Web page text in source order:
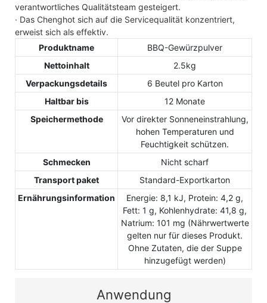
verantwortliches Qualitätsteam gesteigert.
· Das Chenghot sich auf die Servicequalität konzentriert,
erweist sich als effektiv.
Produktname
BBQ-Gewürzpulver
Nettoinhalt
2.5kg
Verpackungsdetails
6 Beutel pro Karton
Haltbar bis
12 Monate
Speichermethode
Vor direkter Sonneneinstrahlung,
hohen Temperaturen und
Feuchtigkeit schützen.
Schmecken
Nicht scharf
Transport paket
Standard-Exportkarton
Ernährungsinformation
Energie: 8,1 kJ, Protein: 4,2 g,
Fett: 1 g, Kohlenhydrate: 41,8 g,
Natrium: 101 mg (Nährwertwerte
gelten nur für dieses Produkt.
Ohne Zutaten, die der Suppe
hinzugefügt werden)
Anwendung